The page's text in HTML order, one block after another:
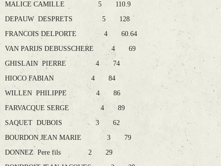
MALICE CAMILLE 5 110.9
DEPAUW DESPRETS 5 128
FRANCOIS DELPORTE 4 60.64
VAN PARIJS DEBUSSCHERE 4 69
GHISLAIN PIERRE 4 74
HIOCO FABIAN 4 84
WILLEN PHILIPPE 4 86
FARVACQUE SERGE 4 89
SAQUET DUBOIS 3 62
BOURDON JEAN MARIE 3 79
DONNEZ Pere fils 2 29